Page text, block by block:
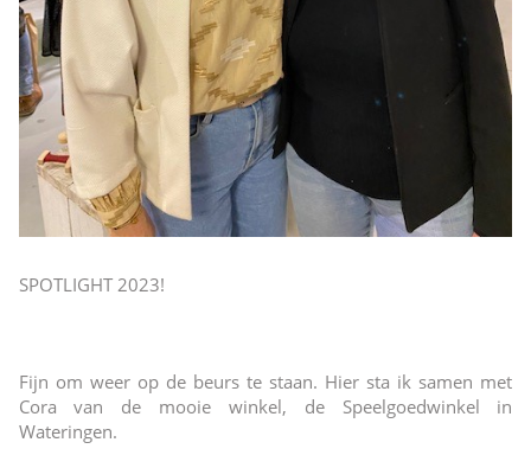
SPOTLIGHT 2023!
Fijn om weer op de beurs te staan. Hier sta ik samen met
Cora van de mooie winkel, de Speelgoedwinkel in
Wateringen.